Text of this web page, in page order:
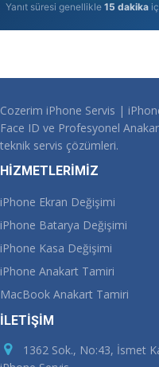
Yanıt süresi genellikle 15 dakika
Cozerim iPhone Servis |
Face ID ve Profesyonel
teknik servis çözümleri.
HİZMETLERİMİZ
iPhone Ekran Değişimi
iPhone Batarya Değişimi
iPhone Kasa Değişimi
iPhone Anakart Tamiri
MacBook Anakart Tamiri
İLETİŞİM
1362 Sok., No:43, İsmet